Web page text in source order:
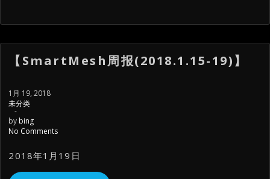
【SmartMesh周报(2018.1.15-19)】
1月 19, 2018
未分类
-
by bing
No Comments
2018年1月19日